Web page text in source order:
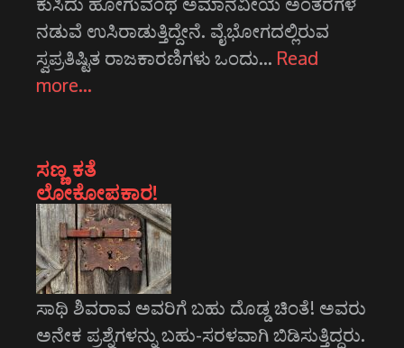
ನಡುವೆ ಉಸಿರಾಡುತ್ತಿದ್ದೇನೆ. ವೈಭೋಗದಲ್ಲಿರುವ
ಸ್ವಪ್ರತಿಷ್ಟಿತ ರಾಜಕಾರಣಿಗಳು ಒಂದು… Read
more…
ಸಣ್ಣ ಕತೆ
ಲೋಕೋಪಕಾರ!
ಸಾಥಿ ಶಿವರಾವ ಅವರಿಗೆ ಬಹು ದೊಡ್ಡ ಚಿಂತೆ! ಅವರು
ಅನೇಕ ಪ್ರಶ್ನೆಗಳನ್ನು ಬಹು-ಸರಳವಾಗಿ ಬಿಡಿಸುತ್ತಿದ್ದರು.